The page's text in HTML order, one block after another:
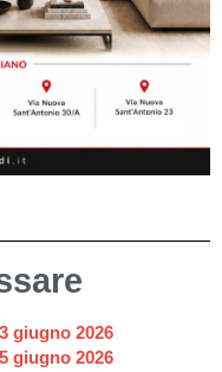
giugno 2026
giugno 2026